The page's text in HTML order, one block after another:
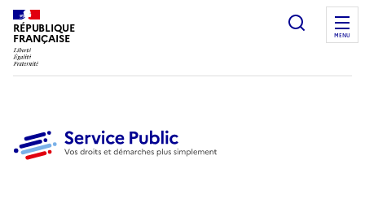
RÉPUBLIQUE
FRANÇAISE
Ouvrir
MENU